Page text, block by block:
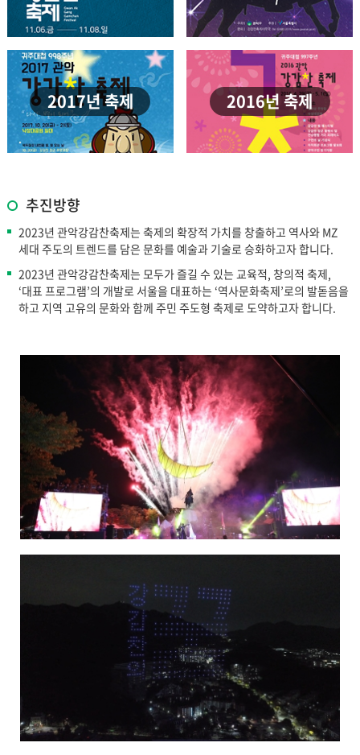
2017년 축제 2016년 축제
추진방향
2023년 관악강감찬축제는 축제의 확장적 가치를 창출하고 역사와 MZ
세대 주도의 트렌드를 담은 문화를 예술과 기술로 승화하고자 합니다.
2023년 관악강감찬축제는 모두가 즐길 수 있는 교육적, 창의적 축제,
‘대표 프로그램’의 개발로 서울을 대표하는 ‘역사문화축제’로의 발돋음을
하고 지역 고유의 문화와 함께 주민 주도형 축제로 도약하고자 합니다.